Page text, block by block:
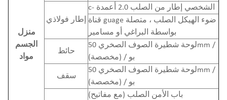
منزل
الجسم
مواد
إطار فولاذي
c- الشخصي إطار من الصلب 2.0 أعمدة
قناة guage ضوء الهيكل الصلب ، متصلة
بواسطة البراغي أو مسامير
حائط
لوحة شطيرة الصوف الصخري 50mm /
بو / (مخصصة)
سقف
لوحة شطيرة الصوف الصخري 50mm /
بو / (مخصصة)
باب الأمن الصلب (مع مفاتيح)